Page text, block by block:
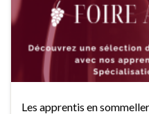
Les apprentis en